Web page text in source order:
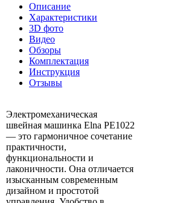
Описание
Характеристики
3D фото
Видео
Обзоры
Комплектация
Инструкция
Отзывы
Электромеханическая
швейная машинка Elna PE1022
— это гармоничное сочетание
практичности,
функциональности и
лаконичности. Она отличается
изысканным современным
дизайном и простотой